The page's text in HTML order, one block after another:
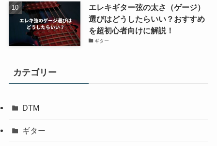
エレキギター弦の太さ（ゲージ）
選びはどうしたらいい？おすすめ
を超初心者向けに解説！
ギター
カテゴリー
DTM
ギター